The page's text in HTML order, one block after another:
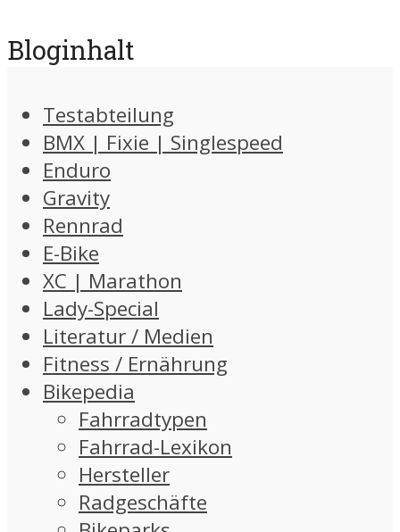
Bloginhalt
Testabteilung
BMX | Fixie | Singlespeed
Enduro
Gravity
Rennrad
E-Bike
XC | Marathon
Lady-Special
Literatur / Medien
Fitness / Ernährung
Bikepedia
Fahrradtypen
Fahrrad-Lexikon
Hersteller
Radgeschäfte